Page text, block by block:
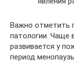
Важно отметить
патологии. Чаще
развивается у
период